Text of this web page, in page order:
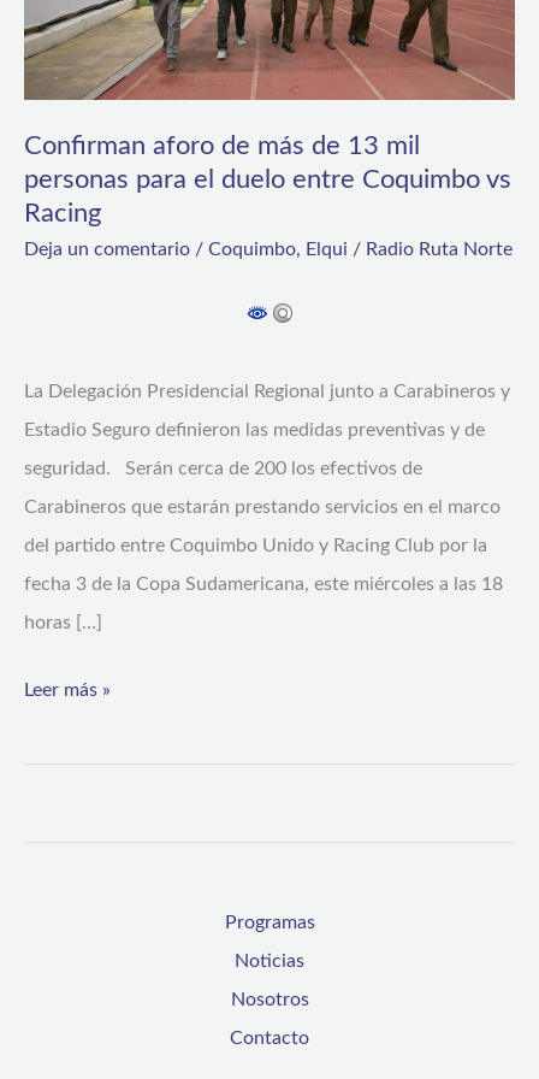
Confirman aforo de más de 13 mil
personas para el duelo entre Coquimbo vs
Racing
Deja un comentario / Coquimbo, Elqui / Radio Ruta Norte
La Delegación Presidencial Regional junto a Carabineros y
Estadio Seguro definieron las medidas preventivas y de
seguridad. Serán cerca de 200 los efectivos de
Carabineros que estarán prestando servicios en el marco
del partido entre Coquimbo Unido y Racing Club por la
fecha 3 de la Copa Sudamericana, este miércoles a las 18
horas […]
13
mil
para
el
duelo
Racing
Leer más »
Programas
Noticias
Nosotros
Contacto